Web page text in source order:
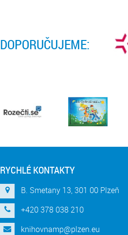
DOPORUČUJEME:
RYCHLÉ KONTAKTY
B. Smetany 13, 301 00 Plzeň
+420 378 038 210
knihovnamp@plzen.eu